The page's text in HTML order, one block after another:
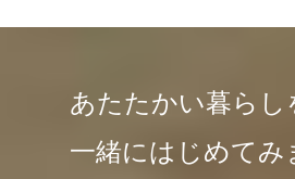
あたたかい暮らし
一緒にはじめてみ